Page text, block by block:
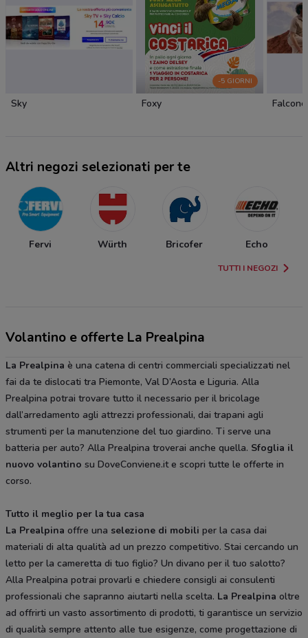
Sky
-5 GIORNI
Foxy
Altri negozi selezionati per te
Fervi Würth Bricofer Echo
TUTTI I NEGOZI
Volantino e offerte La Prealpina
La Prealpina è una catena di centri commerciali specializzati nel
fai da te dislocati tra Piemonte, Val D’Aosta e Liguria. Alla
Prealpina potrai trovare tutto il necessario per il bricolage
dall’arredamento agli attrezzi professionali, dai trapani agli
strumenti per la manutenzione del tuo giardino. Ti serve una
batteria per auto? Alla Prealpina troverai anche quella. Sfoglia il
nuovo volantino su DoveConviene.it e scopri tutte le offerte in
corso.
Tutto il meglio per la tua casa
La Prealpina offre una selezione di mobili per la casa dai
materiali di alta qualità ad un prezzo competitivo. Stai cercando un
letto per la cameretta di tuo figlio? Un divano per il tuo salotto?
Alla Prealpina potrai provarli e chiedere consigli ai consulenti
professionali che sapranno aiutarti nella scelta. La Prealpina oltre
ad offrirti un vasto assortimento di prodotti, ti garantisce un servizio
di qualità sempre attento alle tue esigenze, come progettazione di